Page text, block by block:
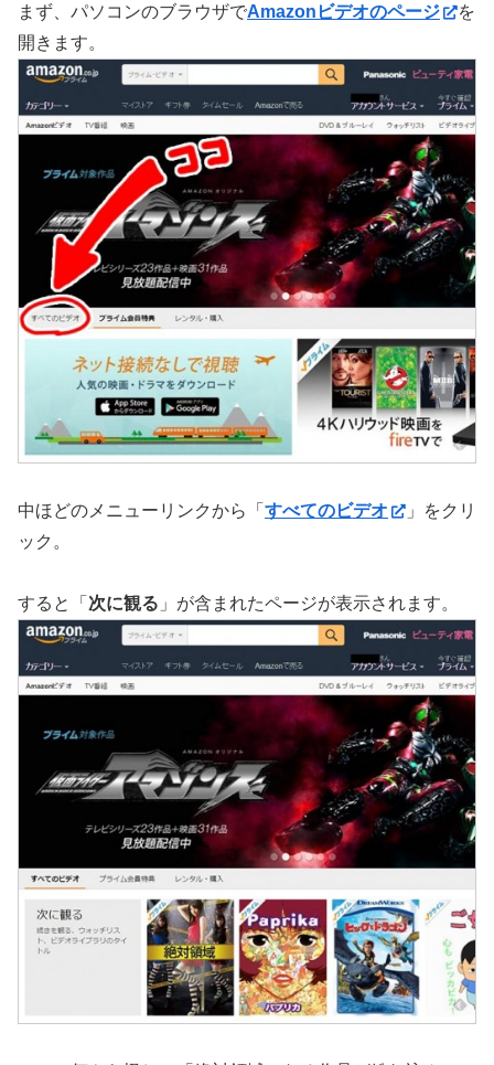
まず、パソコンのブラウザでAmazonビデオのページ
を
開きます。
中ほどのメニューリンクから「 すべてのビデオ
」をクリ
ック。
すると「 次に観る 」が含まれたページが表示されます。